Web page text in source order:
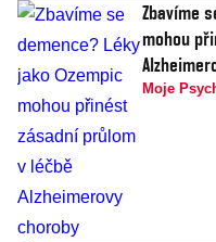
Zbavíme
mohou
Moje